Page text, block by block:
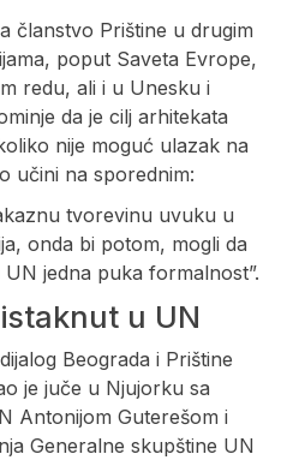
članstvo Prištine u drugim
poput Saveta Evrope,
redu, ali i u Unesku i
da je cilj arhitekata
nije moguć ulazak na
učini na sporednim:
tvorevinu uvuku u
onda bi potom, mogli da
jedna puka formalnost”.
u UN
Beograda i Prištine
je juče u Njujorku sa
Antonijom Guterešom i
Generalne skupštine UN